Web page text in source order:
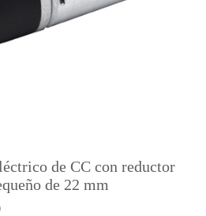
de CC con reductor
de 22 mm